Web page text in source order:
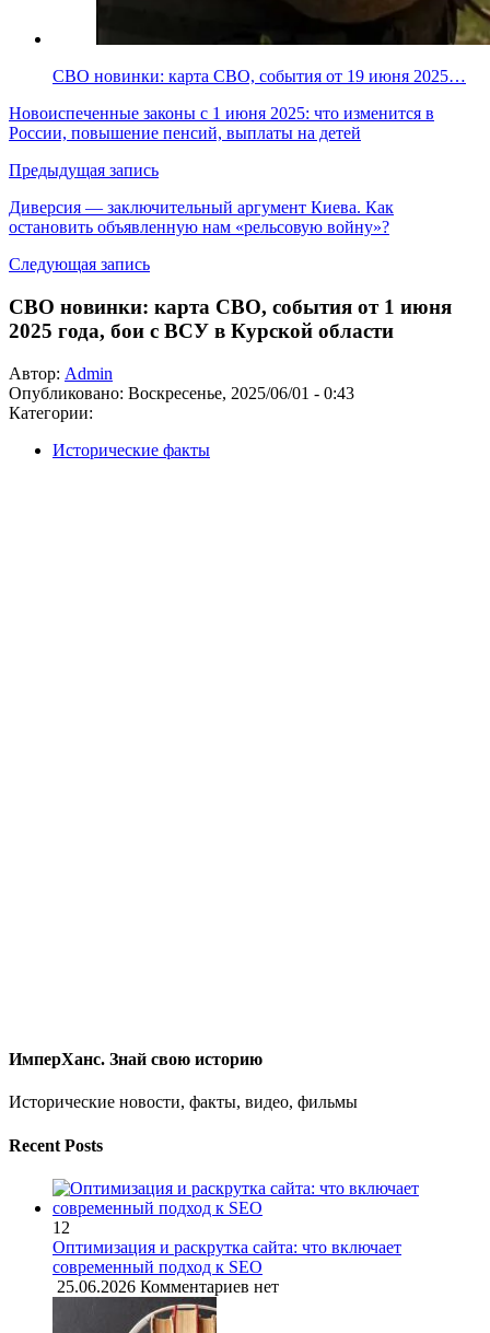
СВО новинки: карта СВО, события от 19 июня 2025…
Новоиспеченные законы с 1 июня 2025: что изменится в
России, повышение пенсий, выплаты на детей
Предыдущая запись
Диверсия — заключительный аргумент Киева. Как
остановить объявленную нам «рельсовую войну»?
Следующая запись
СВО новинки: карта СВО, события от 1 июня
2025 года, бои с ВСУ в Курской области
Автор: Admin
Опубликовано: Воскресенье, 2025/06/01 - 0:43
Категории:
Исторические факты
ИмперХанс. Знай свою историю
Исторические новости, факты, видео, фильмы
Recent Posts
12
Оптимизация и раскрутка сайта: что включает
современный подход к SEO
25.06.2026 Комментариев нет